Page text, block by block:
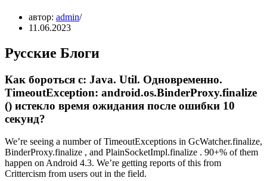
автор: admin
11.06.2023
Русские Блоги
Как бороться с: Java. Util. Одновременно.
TimeoutException: android.os.BinderProxy.finalize
() истекло время ожидания после ошибки 10
секунд?
We’re seeing a number of TimeoutExceptions in GcWatcher.finalize,
BinderProxy.finalize , and PlainSocketImpl.finalize . 90+% of them
happen on Android 4.3. We’re getting reports of this from
Crittercism from users out in the field.